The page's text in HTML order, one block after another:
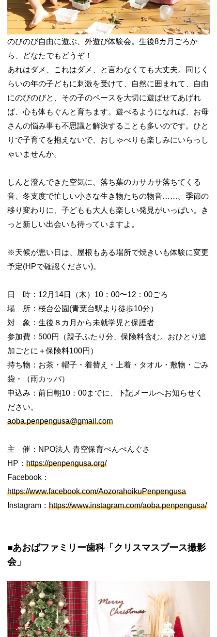
のびのび自由に遊ぶ、外遊び体験会。生後8カ月ごろか
ら、どなたでもどうぞ！
あれはダメ、これはダメ、と言わなくても大丈夫。同じく
らいの年の子どもに刺激を受けて、自然に囲まれて、自由
にのびのびと、その子のペースを大切に遊ばせてあげれ
ば、心も体もぐんと育ちます。遊べるようになれば、お母
さんの悩み事も不思議と解決することも多いのです。ひと
りで子育てを抱えないで、おしゃべりも楽しみにいらっし
ゃいませんか。
しんと澄んできた空気に、落ち葉のカサカサ落ちてくる
音、冬支度で忙しい小さな生き物たちの物音……。季節の
移り変わりに、子どもも大人も楽しい発見がいっぱい。き
っと新しい出会いも待っていますよ。
※天候が悪い日は、屋根もある場所で焼きいも体験に変更
予定(HPで確認ください)。
日 時：12月14日（木）10：00〜12：00ごろ
場 所：桜台公園(青葉台駅より徒歩10分）
対 象：生後８カ月から未就学児と保護者
参加費：500円（親子ふたり分、保険料含む。おひとり追
加ごとに＋保険料100円）
持ち物：お茶・帽子・着替え・上着・タオル・敷物・ごみ
袋・（雨カッパ）
申込み：前日朝10：00までに、下記メールへお知らせく
ださい。
aoba.penpengusa@gmail.com
主 催：NPO法人 青空保育ぺんぺんぐさ
HP： https://penpengusa.org/
Facebook：
https://www.facebook.com/AozorahoikuPenpengusa
Instagram： https://www.instagram.com/aoba.penpengusa/
■あおばファミリー歯科「クリスマスブース撮影
会」